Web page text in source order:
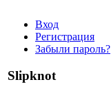
Вход
Регистрация
Забыли пароль?
Slipknot